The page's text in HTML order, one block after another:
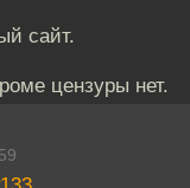
сайт.
цензуры нет.